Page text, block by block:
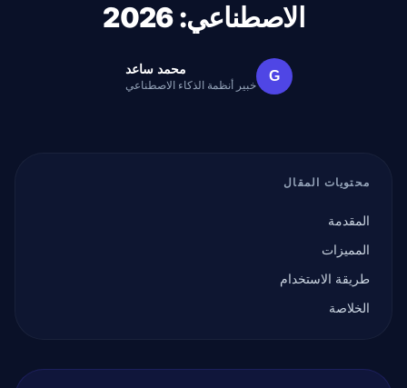
الاصطناعي: 2026
G محمد ساعد
خبير أنظمة الذكاء الاصطناعي
محتويات المقال
المقدمة
المميزات
طريقة الاستخدام
الخلاصة